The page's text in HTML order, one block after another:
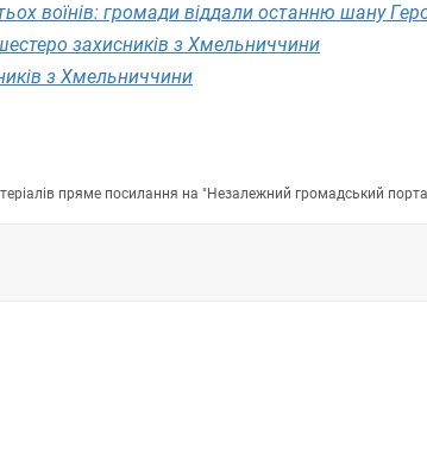
воїнів: громади віддали останню шану
захисників з Хмельниччини
з Хмельниччини
пряме посилання на "Незалежний громадський